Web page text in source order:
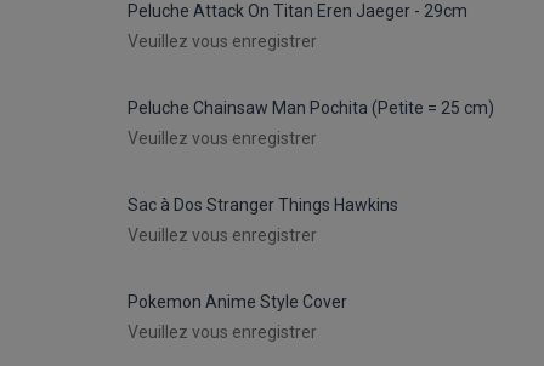
Peluche Attack On Titan Eren Jaeger - 29cm
Veuillez vous enregistrer
Peluche Chainsaw Man Pochita (Petite = 25 cm)
Veuillez vous enregistrer
Sac à Dos Stranger Things Hawkins
Veuillez vous enregistrer
Pokemon Anime Style Cover
Veuillez vous enregistrer